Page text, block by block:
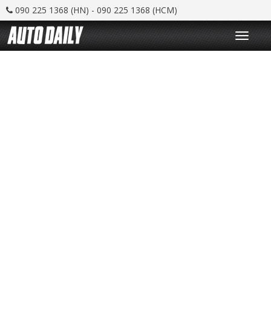
090 225 1368 (HN) - 090 225 1368 (HCM)
T
o
g